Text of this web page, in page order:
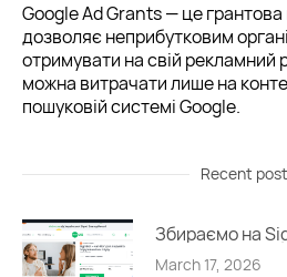
Google Ad Grants — це
дозволяє неприбутковим
отримувати на свій рекламний
можна витрачати лише на
пошуковій системі Google.
Recent
March 17, 2026